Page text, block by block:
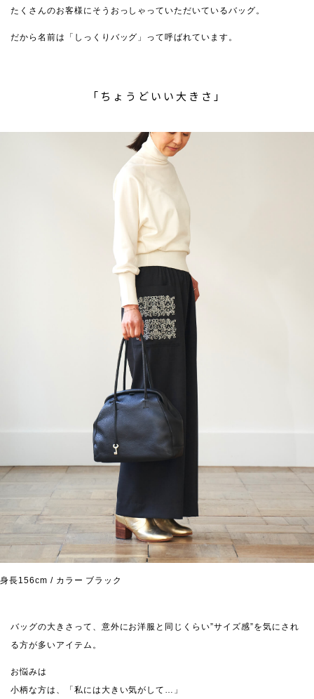
たくさんのお客様にそうおっしゃっていただいているバッグ。
だから名前は「しっくりバッグ」って呼ばれています。
「ちょうどいい大きさ」
身長156cm / カラー ブラック
バッグの大きさって、意外にお洋服と同じくらい”サイズ感”を気にされ
る方が多いアイテム。
お悩みは
小柄な方は、「私には大きい気がして…」